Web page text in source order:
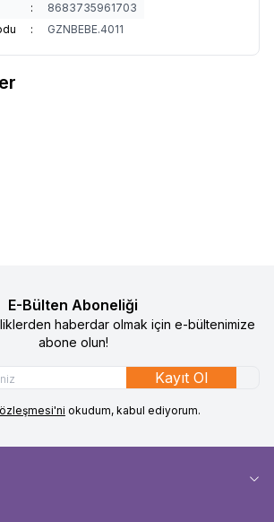
:
8683735961703
: GZNBEBE.4011
E-Bülten Aboneliği
haberdar olmak için e-bültenimize
abone olun!
Kayıt Ol
okudum, kabul ediyorum.